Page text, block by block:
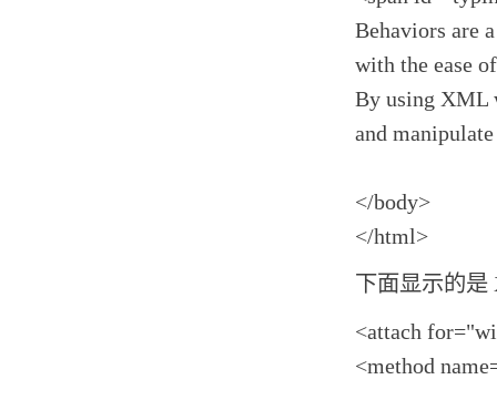
Behaviors are
with the ease
By using XML
and
</body>
</html>
下面显示的是
<attach
<method